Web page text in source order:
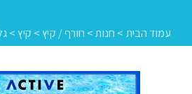
עמוד הבית > חנות> חורף / קיץ > קיץ >
>חנות>חורף / קיץ>קיץ>